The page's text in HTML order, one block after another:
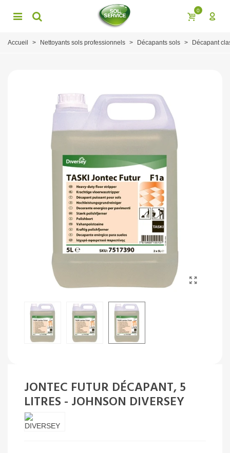
0
Accueil > Nettoyants sols professionnels > Décapants sols > Décapant
JONTEC FUTUR DÉCAPANT, 5
LITRES - JOHNSON DIVERSEY